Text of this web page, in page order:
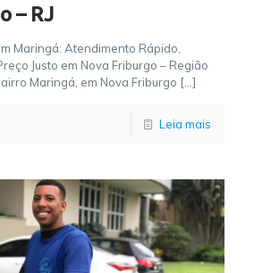
– RJ
Maringá: Atendimento Rápido,
Justo em Nova Friburgo – Região
Maringá, em Nova Friburgo […]
Leia mais